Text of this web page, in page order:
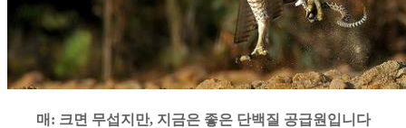
매 : 크면 무섭지만, 지금은 좋은 단백질 공급원입니다